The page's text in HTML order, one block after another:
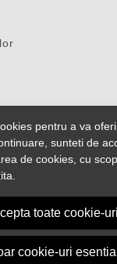
pentru a va
sunteti de
de cookies, cu
toate cookie-
cookie-uri